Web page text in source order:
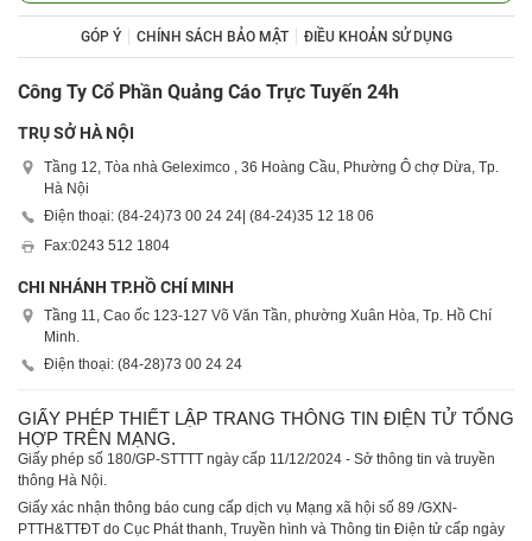
GÓP Ý CHÍNH SÁCH BẢO MẬT ĐIỀU KHOẢN SỬ DỤNG
Công Ty Cổ Phần Quảng Cáo Trực Tuyến 24h
TRỤ SỞ HÀ NỘI
Tầng 12, Tòa nhà Geleximco , 36 Hoàng Cầu, Phường Ô chợ Dừa, Tp.
Hà Nội
Điện thoại: (84-24)73 00 24 24| (84-24)35 12 18 06
Fax:0243 512 1804
CHI NHÁNH TP.HỒ CHÍ MINH
Tầng 11, Cao ốc 123-127 Võ Văn Tần, phường Xuân Hòa, Tp. Hồ Chí
Minh.
Điện thoại: (84-28)73 00 24 24
GIẤY PHÉP THIẾT LẬP TRANG THÔNG TIN ĐIỆN TỬ TỔNG
HỢP TRÊN MẠNG.
Giấy phép số 180/GP-STTTT ngày cấp 11/12/2024 - Sở thông tin và truyền
thông Hà Nội.
Giấy xác nhận thông báo cung cấp dịch vụ Mạng xã hội số 89 /GXN-
PTTH&TTĐT do Cục Phát thanh, Truyền hình và Thông tin Điện tử cấp ngày